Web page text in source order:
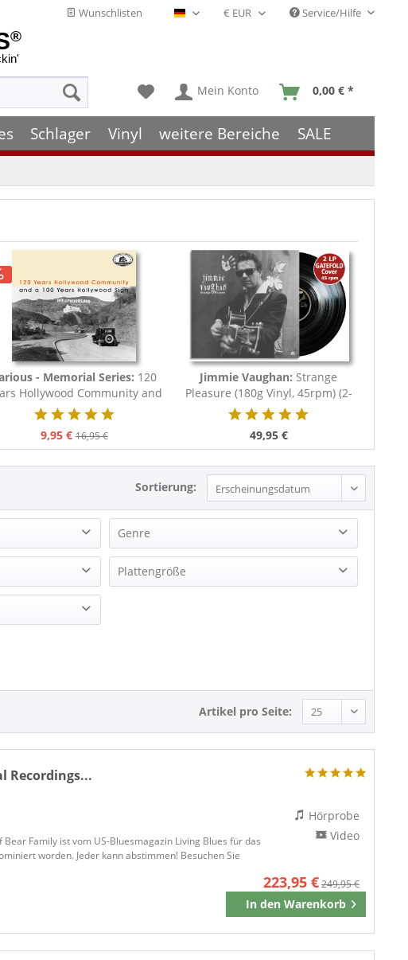
Wunschlisten Deutsch - DE Service/Hilfe
®
Mein Konto 0,00 € *
Schlager Vinyl weitere Bereiche SALE
- Memorial Series: 120
Hollywood Community and
a 100 Years...
9,95 € 16,95 €
Jimmie Vaughan: Strange
Pleasure (180g Vinyl, 45rpm) (2-
LP)
49,95 €
Sortierung:
Genre
Blues
Pop
Plattengröße
Artikel pro Seite:
Recordings...
Family ist vom US-Bluesmagazin Living Blues für das
worden. Jeder kann abstimmen! Besuchen Sie
223,95 €249,95 €
In den Warenkorb
Merken
Hörprobe
Video